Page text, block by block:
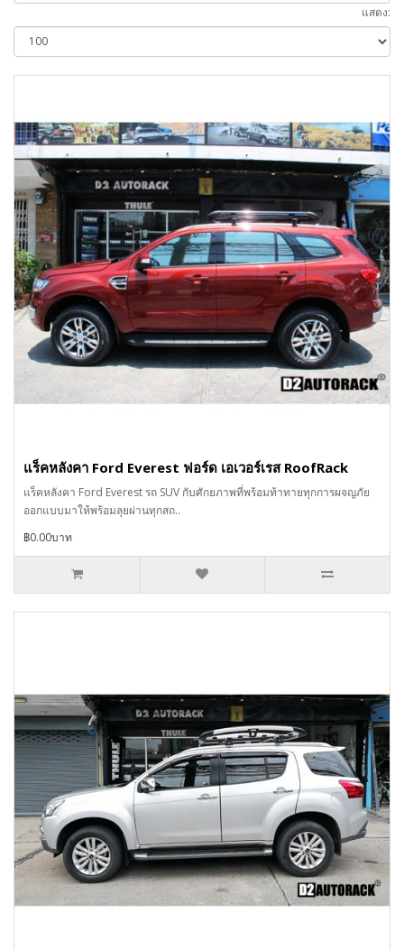
แสดง:
แร็คหลังคา Ford Everest ฟอร์ด เอเวอร์เรส RoofRack
แร็คหลังคา Ford Everest รถ SUV กับศักยภาพที่พร้อมท้าทายทุกการผจญภัย
ออกแบบมาให้พร้อมลุยผ่านทุกสถ..
฿0.00บาท